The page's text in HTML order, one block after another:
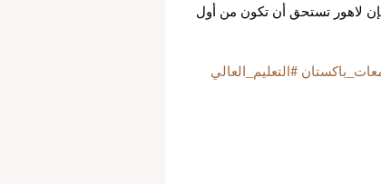
لاهور تستحق أن تكون من أول
#التعليم_العالي